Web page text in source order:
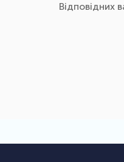
Відповідних